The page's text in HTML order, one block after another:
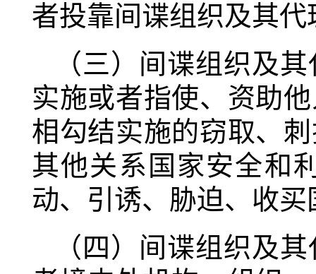
者投靠间谍组织及其代
（三）间谍组织及
实施或者指使、资助
相勾结实施的窃取、
其他关系国家安全和
动、引诱、胁迫、收
（四）间谍组织及